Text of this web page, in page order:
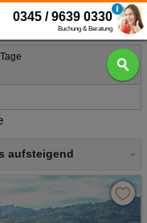
0345 / 9639 0330
Buchung & Beratung
aufsteigend